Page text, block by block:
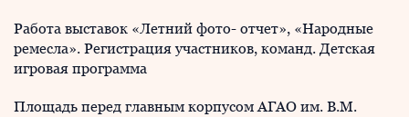
Работа выставок «Летний фото- отчет», «Народные
ремесла». Регистрация участников, команд. Детская
игровая программа
Площадь перед главным корпусом АГАО им. В.М.